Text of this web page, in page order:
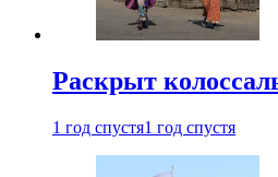
Раскрыт
1 год спустя1 год спустя